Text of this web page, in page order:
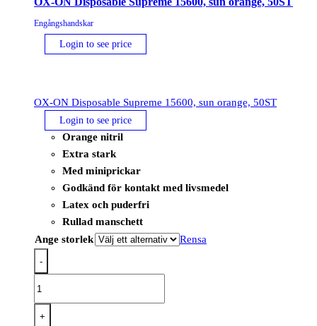
Engångshandskar
Login to see price
OX-ON Disposable Supreme 15600, sun orange, 50ST
Login to see price
Orange nitril
Extra stark
Med miniprickar
Godkänd för kontakt med livsmedel
Latex och puderfri
Rullad manschett
Ange storlek
Rensa
-
Disposable
+